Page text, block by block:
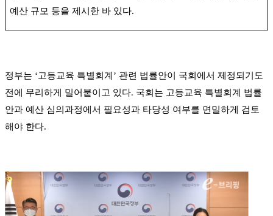
예산 규모 등을 제시한 바 있다.
정부는 ‘고등교육 특별회계 ’ 관련 법률안이 국회에서 제정되기도
전에 무리하게 밀어붙이고 있다. 국회는 고등교육 특별회계 법률
안과 예산 심의과정에서 필요성과 타당성 여부를 면밀하게 검토
해야 한다.